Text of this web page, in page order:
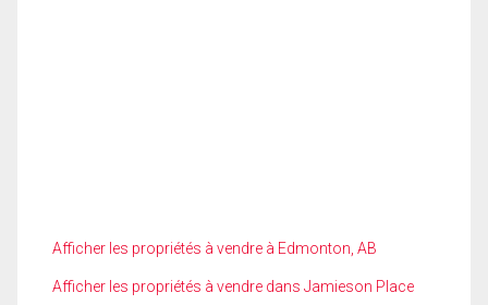
Afficher les propriétés à vendre à Edmonton, AB
Afficher les propriétés à vendre dans Jamieson Place